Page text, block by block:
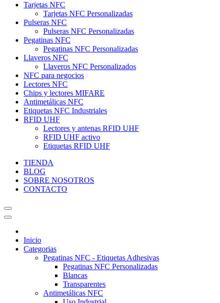
Tarjetas NFC
Tarjetas NFC Personalizadas
Pulseras NFC
Pulseras NFC Personalizadas
Pegatinas NFC
Pegatinas NFC Personalizadas
Llaveros NFC
Llaveros NFC Personalizados
NFC para negocios
Lectores NFC
Chips y lectores MIFARE
Antimetálicas NFC
Etiquetas NFC Industriales
RFID UHF
Lectores y antenas RFID UHF
RFID UHF activo
Etiquetas RFID UHF
TIENDA
BLOG
SOBRE NOSOTROS
CONTACTO
Inicio
Categorias
Pegatinas NFC - Etiquetas Adhesivas
Pegatinas NFC Personalizadas
Blancas
Transparentes
Antimetálicas NFC